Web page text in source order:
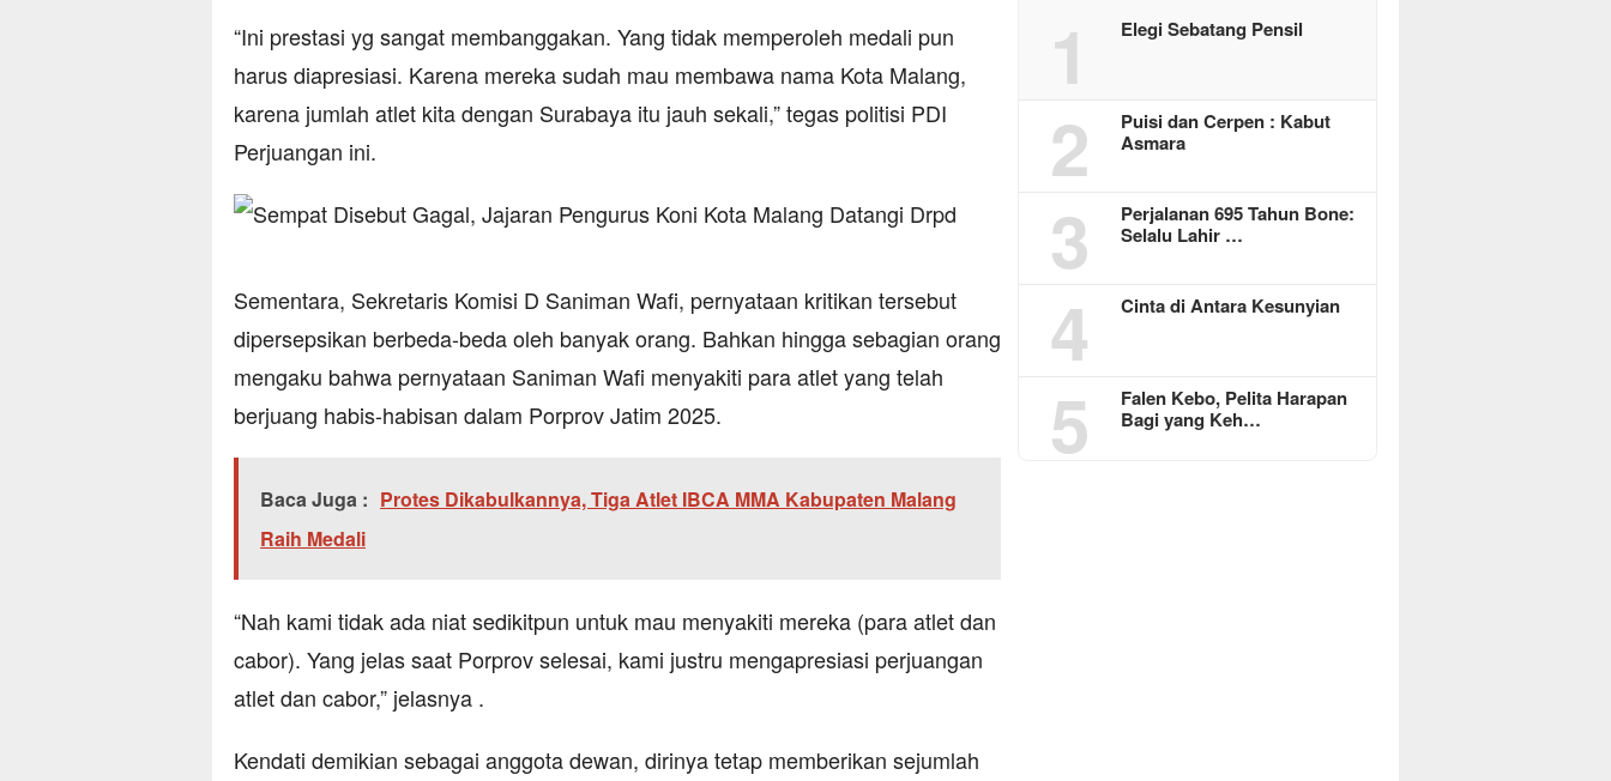
“Ini prestasi yg sangat membanggakan. Yang tidak memperoleh medali pun
harus diapresiasi. Karena mereka sudah mau membawa nama Kota Malang,
karena jumlah atlet kita dengan Surabaya itu jauh sekali,” tegas politisi PDI
Perjuangan ini.
Sementara, Sekretaris Komisi D Saniman Wafi, pernyataan kritikan tersebut
dipersepsikan berbeda-beda oleh banyak orang. Bahkan hingga sebagian orang
mengaku bahwa pernyataan Saniman Wafi menyakiti para atlet yang telah
berjuang habis-habisan dalam Porprov Jatim 2025.
Baca Juga : Protes Dikabulkannya, Tiga Atlet IBCA MMA Kabupaten Malang
Raih Medali
“Nah kami tidak ada niat sedikitpun untuk mau menyakiti mereka (para atlet dan
cabor). Yang jelas saat Porprov selesai, kami justru mengapresiasi perjuangan
atlet dan cabor,” jelasnya .
Kendati demikian sebagai anggota dewan, dirinya tetap memberikan sejumlah
1 Elegi Sebatang Pensil
2
Puisi dan Cerpen : Kabut
Asmara
3
Perjalanan 695 Tahun Bone:
Selalu Lahir …
4 Cinta di Antara Kesunyian
5
Falen Kebo, Pelita Harapan
Bagi yang Keh…